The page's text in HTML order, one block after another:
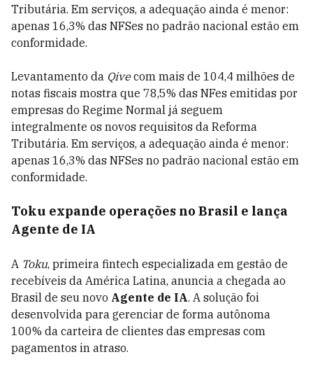
Tributária. Em serviços, a adequação ainda é menor:
apenas 16,3% das NFSes no padrão nacional estão em
conformidade.
Levantamento da Qivecom mais de 104,4 milhões de
notas fiscais mostra que 78,5% das NFes emitidas por
empresas do Regime Normal já seguem
integralmente os novos requisitos da Reforma
Tributária. Em serviços, a adequação ainda é menor:
apenas 16,3% das NFSes no padrão nacional estão em
conformidade.
Toku expande operações no Brasil e lança
Agente de IA
A Toku, primeira fintech especializada em gestão de
recebíveis da América Latina, anuncia a chegada ao
Brasil de seu novo Agente de IA. A solução foi
desenvolvida para gerenciar de forma autônoma
100% da carteira de clientes das empresas com
pagamentos in atraso.